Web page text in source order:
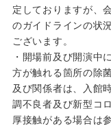
定しておりますが、
のガイドラインの状
ございます。
・開場前及び開演中
方が触れる箇所の除
及び関係者は、入館
調不良者及び新型コ
厚接触がある場合は